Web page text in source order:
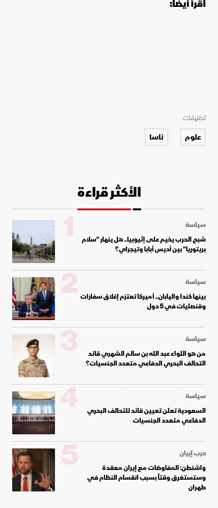
اقرأ أيضاً:
تصنيفات
علوم ناسا
الأكثر قراءة
سياسة
شبح الحرب يخيم على إثيوبيا.. هل ينهار "سلام
بريتوريا" بين أديس أبابا وتيجراي؟
1
سياسة
بينها كندا واليابان.. أميركا تعتزم إغلاق سفارات
وقنصليات في 5 دول
2
سياسة
من هو اللواء عبد الله بن سالم الشهري قائد
التحالف البحري الدفاعي متعدد الجنسيات؟
3
سياسة
السعودية تعلن تعيين قائد للتحالف البحري
الدفاعي متعدد الجنسيات
4
حرب إيران
واشنطن: المفاوضات مع إيران معقدة
وستستغرق وقتاً بسبب انقسام النظام في
طهران
5